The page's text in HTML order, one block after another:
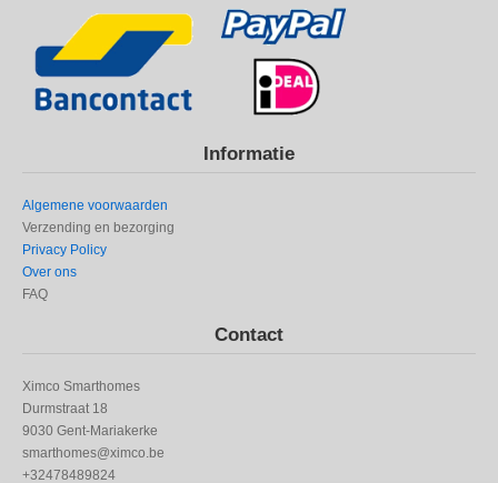
Informatie
Algemene voorwaarden
Verzending en bezorging
Privacy Policy
Over ons
FAQ
Contact
Ximco Smarthomes
Durmstraat 18
9030 Gent-Mariakerke
smarthomes@ximco.be
+32478489824